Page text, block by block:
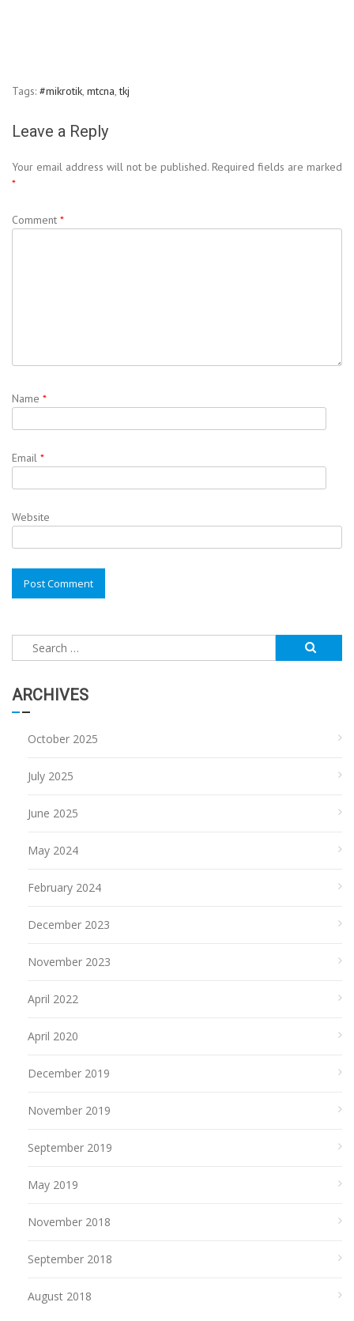
Tags: #mikrotik mtcna ,tkj
Leave a Reply
Your email address will not be published. Required fields are marked
*
Comment *
Name *
Email *
Website
Search
for:
ARCHIVES
October 2025
July 2025
June 2025
May 2024
February 2024
December 2023
November 2023
April 2022
April 2020
December 2019
November 2019
September 2019
May 2019
November 2018
September 2018
August 2018